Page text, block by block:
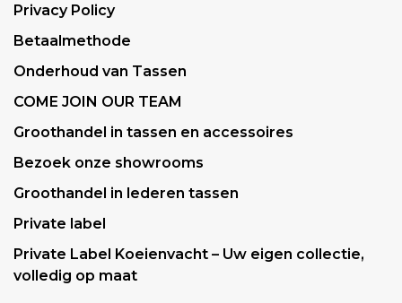
Privacy Policy
Betaalmethode
Onderhoud van Tassen
COME JOIN OUR TEAM
Groothandel in tassen en accessoires
Bezoek onze showrooms
Groothandel in lederen tassen
Private label
Private Label Koeienvacht – Uw eigen collectie,
volledig op maat